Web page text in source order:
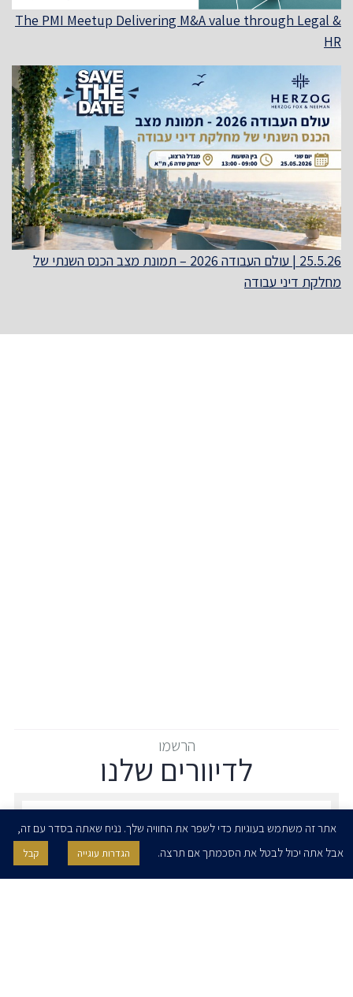
The PMI Meetup Delivering M&A value through Legal &
HR
25.5.26 | עולם העבודה 2026 – תמונת מצב הכנס השנתי של
מחלקת דיני עבודה
הרשמו
לדיוורים שלנו
אני מאשר/ת בזאת להרצוג, פוקס, נאמן ושות' לשלוח לי ניוזלטרים,
הודעות והזמנות לאירועים וכנסים. אני רשאי/ת לחזור בי מהסכמתי לעיל בכל
אתר זה משתמש בעוגיות כדי לשפר את החוויה שלך. נניח שאתה בסדר עם זה,
אבל אתה יכול לבטל את הסכמתך אם תרצה.
הגדרות עוגייה קבל